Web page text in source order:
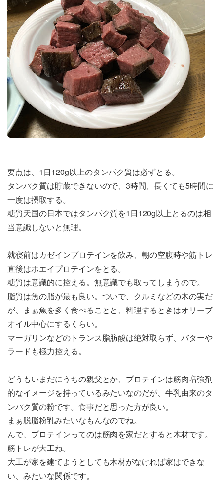
要点は、1日120g以上のタンパク質は必ずとる。
タンパク質は貯蔵できないので、3時間、長くても5時間に
一度は摂取する。
糖質天国の日本ではタンパク質を1日120g以上とるのは相
当意識しないと無理。
就寝前はカゼインプロテインを飲み、朝の空腹時や筋トレ
直後はホエイプロテインをとる。
糖質は意識的に控える。無意識でも取ってしまうので。
脂質は魚の脂が最も良い。ついで、クルミなどの木の実だ
が、まぁ魚を多く食べることと、料理するときはオリーブ
オイル中心にするくらい。
マーガリンなどのトランス脂肪酸は絶対取らず、バターや
ラードも極力控える。
どうもいまだにうちの親父とか、プロテインは筋肉増強剤
的なイメージを持っているみたいなのだが、牛乳由来のタ
ンパク質の粉です。食事だと思った方が良い。
まぁ脱脂粉乳みたいなもんなのでね。
んで、プロテインってのは筋肉を家だとすると木材です。
筋トレが大工ね。
大工が家を建てようとしても木材がなければ家はできな
い、みたいな関係です。